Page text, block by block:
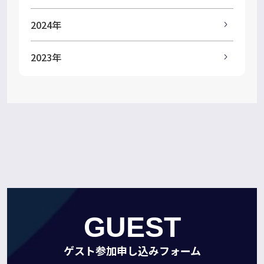
2024年
2023年
GUEST
ゲスト参加申し込みフォーム